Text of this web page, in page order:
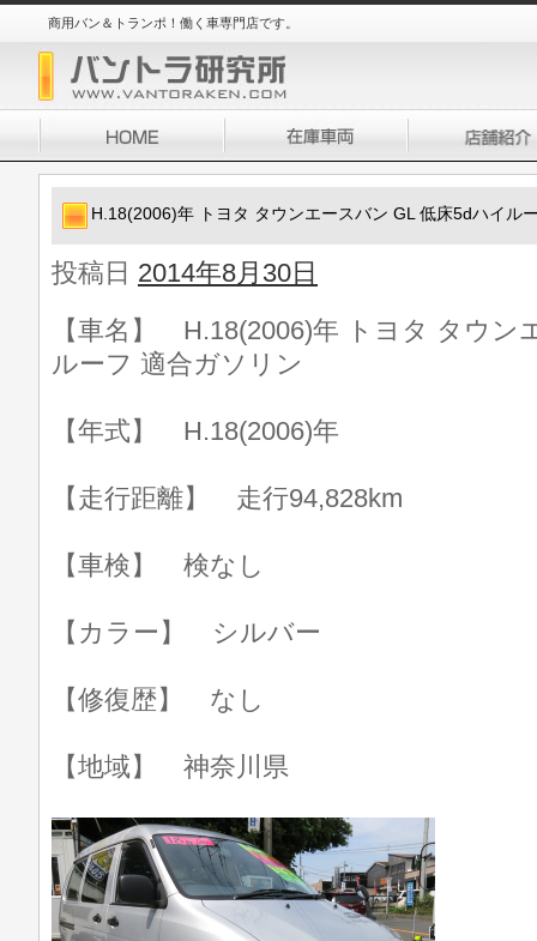
商用バン＆トランポ！働く車専門店です。
H.18(2006)年 トヨタ タウンエースバン GL 低床5dハイル
投稿日 2014年8月30日
【車名】 H.18(2006)年 トヨタ タウン
ルーフ 適合ガソリン
【年式】 H.18(2006)年
【走行距離】 走行94,828km
【車検】 検なし
【カラー】 シルバー
【修復歴】 なし
【地域】 神奈川県